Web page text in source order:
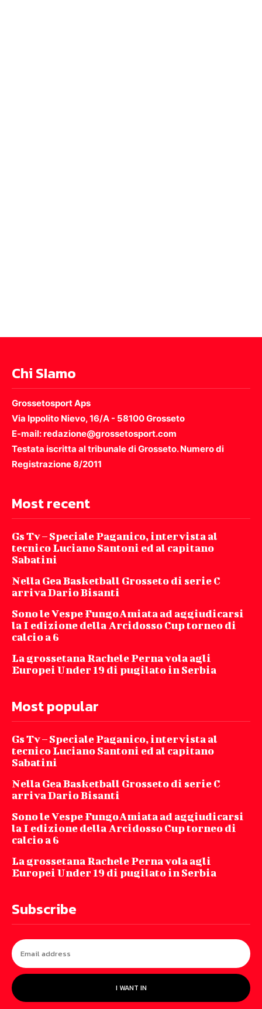
Chi SIamo
Grossetosport Aps
Via Ippolito Nievo, 16/A - 58100 Grosseto
E-mail: redazione@grossetosport.com
Testata iscritta al tribunale di Grosseto. Numero di
Registrazione 8/2011
Most recent
Gs Tv – Speciale Paganico, intervista al
tecnico Luciano Santoni ed al capitano
Sabatini
Nella Gea Basketball Grosseto di serie C
arriva Dario Bisanti
Sono le Vespe FungoAmiata ad aggiudicarsi
la I edizione della Arcidosso Cup torneo di
calcio a 6
La grossetana Rachele Perna vola agli
Europei Under 19 di pugilato in Serbia
Most popular
Gs Tv – Speciale Paganico, intervista al
tecnico Luciano Santoni ed al capitano
Sabatini
Nella Gea Basketball Grosseto di serie C
arriva Dario Bisanti
Sono le Vespe FungoAmiata ad aggiudicarsi
la I edizione della Arcidosso Cup torneo di
calcio a 6
La grossetana Rachele Perna vola agli
Europei Under 19 di pugilato in Serbia
Subscribe
I WANT IN